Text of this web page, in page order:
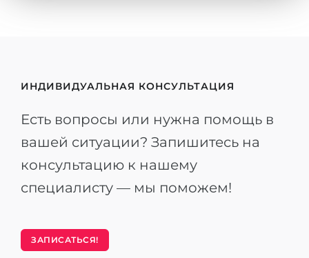
ИНДИВИДУАЛЬНАЯ КОНСУЛЬТАЦИЯ
Есть вопросы или нужна помощь в
вашей ситуации? Запишитесь на
консультацию к нашему
специалисту — мы поможем!
ЗАПИСАТЬСЯ!